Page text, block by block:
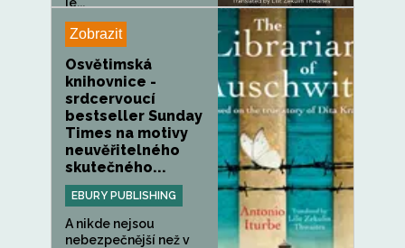
Zobrazit
Osvětimská
knihovnice -
srdcervoucí
bestseller Sunday
Times na motivy
neuvěřitelného
skutečného...
EBURY PUBLISHING
A nikde nejsou
nebezpečnější než v